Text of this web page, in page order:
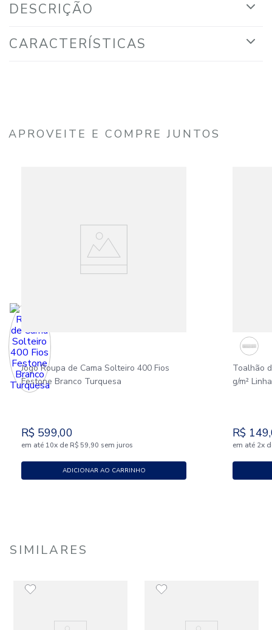
DESCRIÇÃO
CARACTERÍSTICAS
APROVEITE E COMPRE JUNTOS
Jogo Roupa de Cama Solteiro 400 Fios
Festone Branco Turquesa
R$ 599,00
em até 10x de R$ 59,90 sem juros
ADICIONAR AO CARRINHO
Toalhão
g/m²
R$ 149,
em até 2x
SIMILARES